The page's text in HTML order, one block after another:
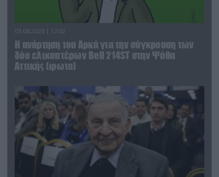
03.08.2026 | 12:02
Η ανάρτηση του Αρκά για την σύγκρουση των
δύο ελικοπτέρων Bell 214ST στην Ψάθα
Αττικής (φωτο)